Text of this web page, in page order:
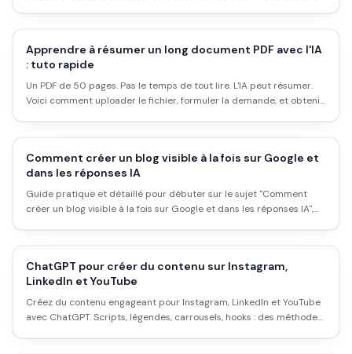
Apprendre à résumer un long document PDF avec l'IA
: tuto rapide
Un PDF de 50 pages. Pas le temps de tout lire. L'IA peut résumer.
Voici comment uploader le fichier, formuler la demande, et obtenir
Comment créer un blog visible à la fois sur Google et
dans les réponses IA
Guide pratique et détaillé pour débuter sur le sujet "Comment
créer un blog visible à la fois sur Google et dans les réponses IA",
ChatGPT pour créer du contenu sur Instagram,
LinkedIn et YouTube
Créez du contenu engageant pour Instagram, LinkedIn et YouTube
avec ChatGPT. Scripts, légendes, carrousels, hooks : des méthodes